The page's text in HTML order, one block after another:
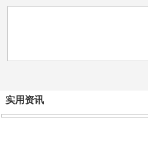
实用资讯